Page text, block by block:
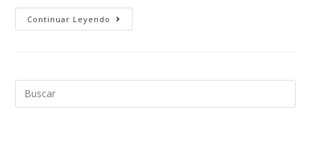
Continuar Leyendo